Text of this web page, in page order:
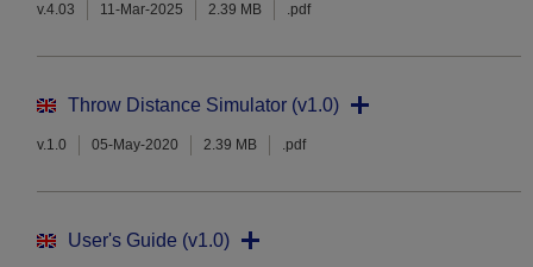
v.4.03 11-Mar-2025 2.39 MB .pdf
Throw Distance Simulator (v1.0)
v.1.0 05-May-2020 2.39 MB .pdf
User's Guide (v1.0)